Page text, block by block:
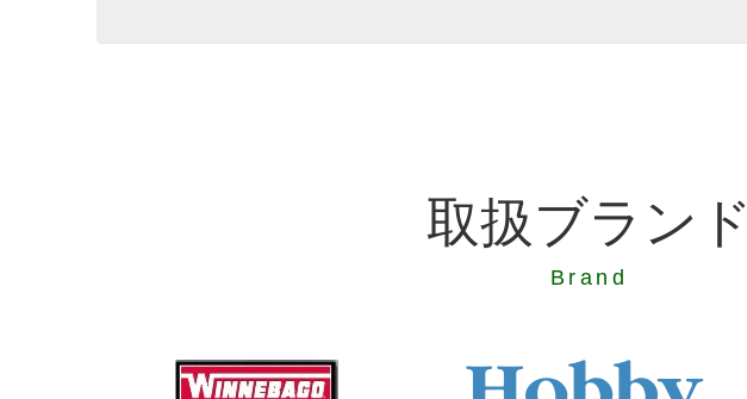
取扱ブランド
Brand